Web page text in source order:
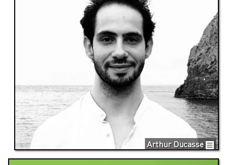
Arthur Ducasse